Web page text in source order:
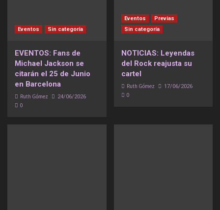
Eventos Sin categoría
EVENTOS: Fans de
Michael Jackson se
citarán el 25 de Junio
en Barcelona
Ruth Gómez 24/06/2026
0
Eventos
Previas
Sin categoría
NOTICIAS: Leyendas
del Rock reajusta su
cartel
Ruth Gómez 17/06/2026
0